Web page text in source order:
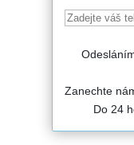
Zanechte
Do 24